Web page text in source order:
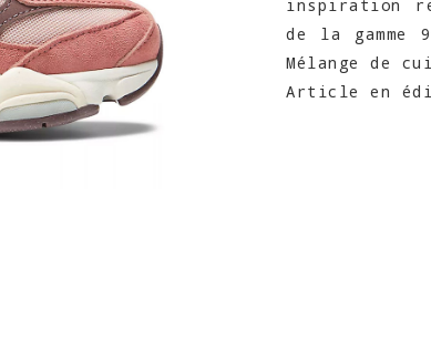
inspiration
de la gamme
Mélange de
Article en